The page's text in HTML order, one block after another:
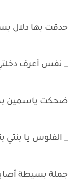
حدقت بها دلال
_ نفس أعرف
ضحكت ياسمين
_ الفلوس يا
جملة بسيطة